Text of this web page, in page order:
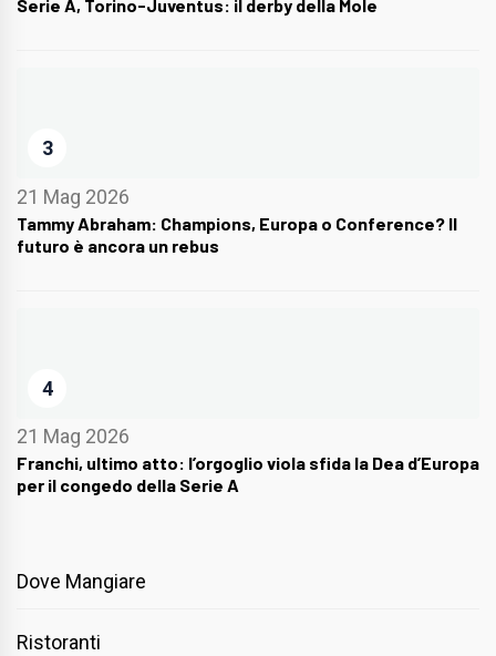
Serie A, Torino-Juventus: il derby della Mole
3
21 Mag 2026
Tammy Abraham: Champions, Europa o Conference? Il
futuro è ancora un rebus
4
21 Mag 2026
Franchi, ultimo atto: l’orgoglio viola sfida la Dea d’Europa
per il congedo della Serie A
Dove Mangiare
Ristoranti